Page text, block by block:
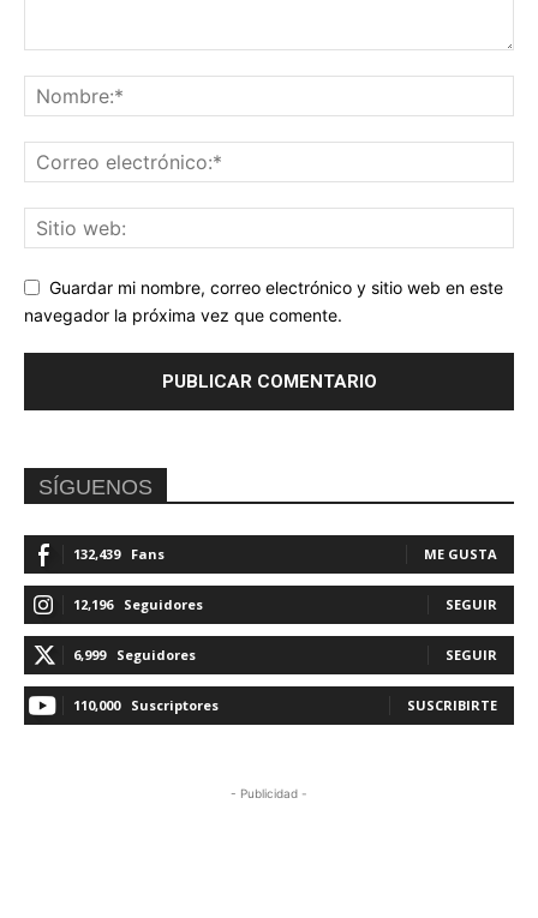
Guardar mi nombre, correo electrónico y sitio web en este
navegador la próxima vez que comente.
SÍGUENOS
132,439 Fans ME GUSTA
12,196 Seguidores SEGUIR
6,999 Seguidores SEGUIR
110,000 Suscriptores SUSCRIBIRTE
- Publicidad -